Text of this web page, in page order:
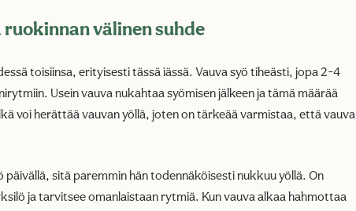
välinen suhde
toisiinsa, erityisesti tässä iässä. Vauva syö tiheästi, jopa 2-4
Usein vauva nukahtaa syömisen jälkeen ja tämä määrää
voi herättää vauvan yöllä, joten on tärkeää varmistaa, että vauva
sitä paremmin hän todennäköisesti nukkuu yöllä. On
ja tarvitsee omanlaistaan rytmiä. Kun vauva alkaa hahmottaa